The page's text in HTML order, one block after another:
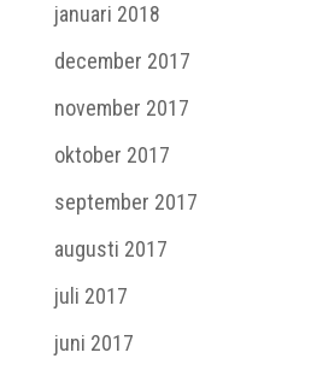
januari 2018
december 2017
november 2017
oktober 2017
september 2017
augusti 2017
juli 2017
juni 2017